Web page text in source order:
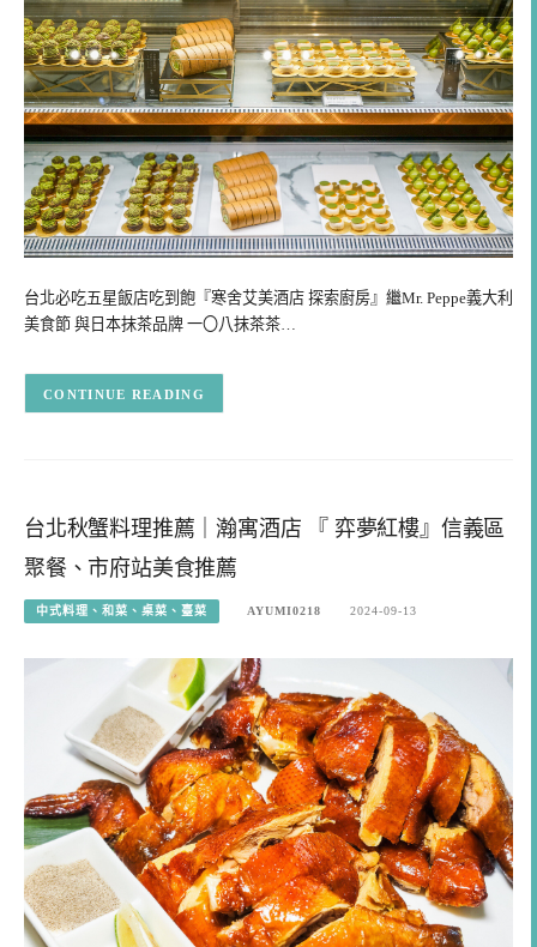
台北必吃五星飯店吃到飽『寒舍艾美酒店 探索廚房』繼Mr. Peppe義大利
美食節 與日本抹茶品牌 一〇八抹茶茶…
CONTINUE READING
台北秋蟹料理推薦｜瀚寓酒店 『 弈夢紅樓』信義區
聚餐、市府站美食推薦
中式料理、和菜、桌菜、臺菜 AYUMI0218 2024-09-13